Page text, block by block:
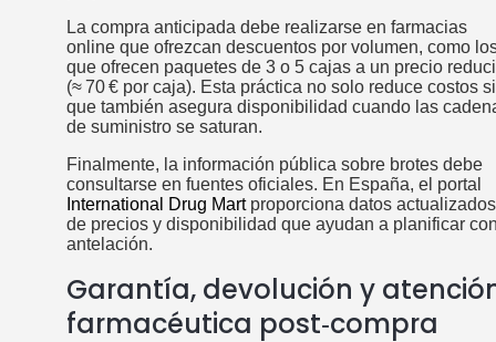
La compra anticipada debe realizarse en farmacias
online que ofrezcan descuentos por volumen, como
que ofrecen paquetes de 3 o 5 cajas a un precio
(≈ 70 € por caja). Esta práctica no solo reduce costos
que también asegura disponibilidad cuando las
de suministro se saturan.
Finalmente, la información pública sobre brotes debe
consultarse en fuentes oficiales. En España, el portal
International Drug Martproporciona datos actualizados
de precios y disponibilidad que ayudan a planificar
antelación.
Garantía, devolución y
farmacéutica post‑compra